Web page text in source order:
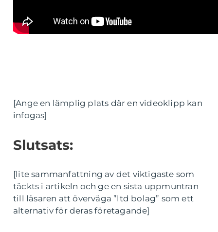
[Ange en lämplig plats där en videoklipp kan
infogas]
Slutsats:
[lite sammanfattning av det viktigaste som
täckts i artikeln och ge en sista uppmuntran
till läsaren att överväga ”ltd bolag” som ett
alternativ för deras företagande]